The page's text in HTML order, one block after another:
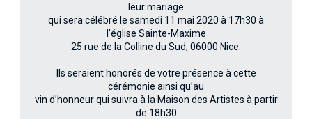
leur mariage
qui sera célébré le samedi 11 mai 2020 à 17h30 à
l'église Sainte-Maxime
25 rue de la Colline du Sud, 06000 Nice.
Ils seraient honorés de votre présence à cette
cérémonie ainsi qu’au
vin d’honneur qui suivra à la Maison des Artistes à partir
de 18h30